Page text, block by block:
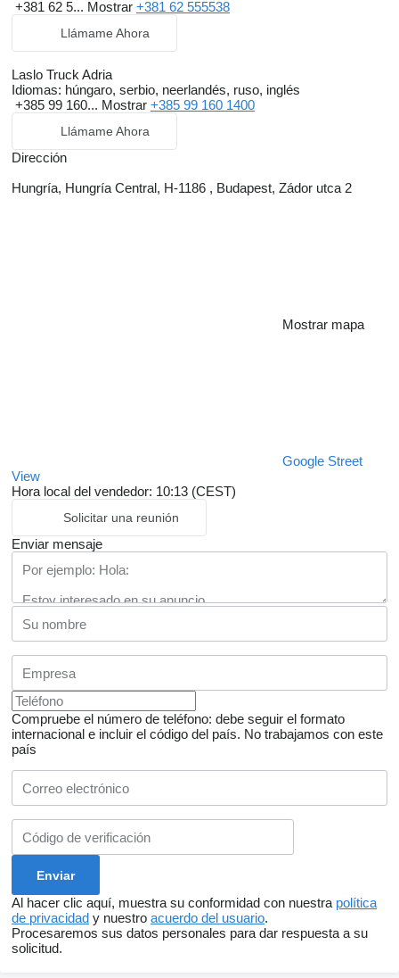
+381 62 5... Mostrar +381 62 555538
Llámame Ahora
Laslo Truck Adria
Idiomas: húngaro, serbio, neerlandés, ruso, inglés
+385 99 160... Mostrar +385 99 160 1400
Llámame Ahora
Dirección
Hungría, Hungría Central, H-1186 , Budapest, Zádor utca 2
Mostrar mapa
Google Street
View
Hora local del vendedor: 10:13 (CEST)
Solicitar una reunión
Enviar mensaje
Compruebe el número de teléfono: debe seguir el formato
internacional e incluir el código del país. No trabajamos con este
país
Al hacer clic aquí, muestra su conformidad con nuestra política
de privacidad y nuestro acuerdo del usuario.
Procesaremos sus datos personales para dar respuesta a su
solicitud.